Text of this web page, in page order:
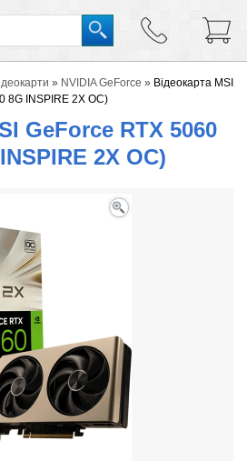
» NVIDIA GeForce » Відеокарта MSI
8G INSPIRE 2X OC)
GeForce RTX 5060
2X OC)